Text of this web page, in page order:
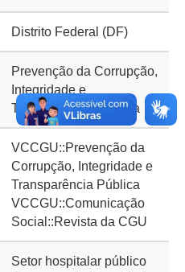
Distrito Federal (DF)
Prevenção da Corrupção,
Integridade e
Transparência Pública
VCCGU::Prevenção da
Corrupção, Integridade e
Transparência Pública
VCCGU::Comunicação
Social::Revista da CGU
Setor hospitalar público